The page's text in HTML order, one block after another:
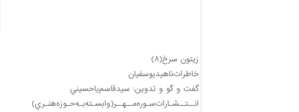
زیتون سرخ(۸)
خاطرات‌ناهيد‌يوسفيان
گفت و گو و تدوين: سيدقاسم‌ياحسيني
انــتــشـارات‌سـوره‌مــهــر(وابسـته‌بـه‌حـوزه‌هنـري)